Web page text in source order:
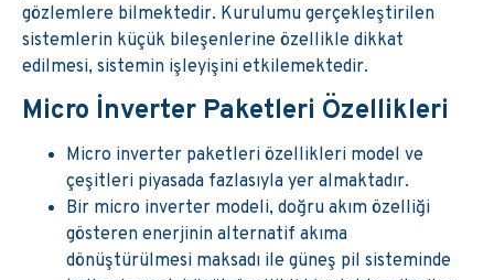
gözlemlere bilmektedir. Kurulumu gerçekleştirilen
sistemlerin küçük bileşenlerine özellikle dikkat
edilmesi, sistemin işleyişini etkilemektedir.
Micro İnverter Paketleri Özellikleri
Micro inverter paketleri özellikleri model ve
çeşitleri piyasada fazlasıyla yer almaktadır.
Bir micro inverter modeli, doğru akım özelliği
gösteren enerjinin alternatif akıma
dönüştürülmesi maksadı ile güneş pil sisteminde